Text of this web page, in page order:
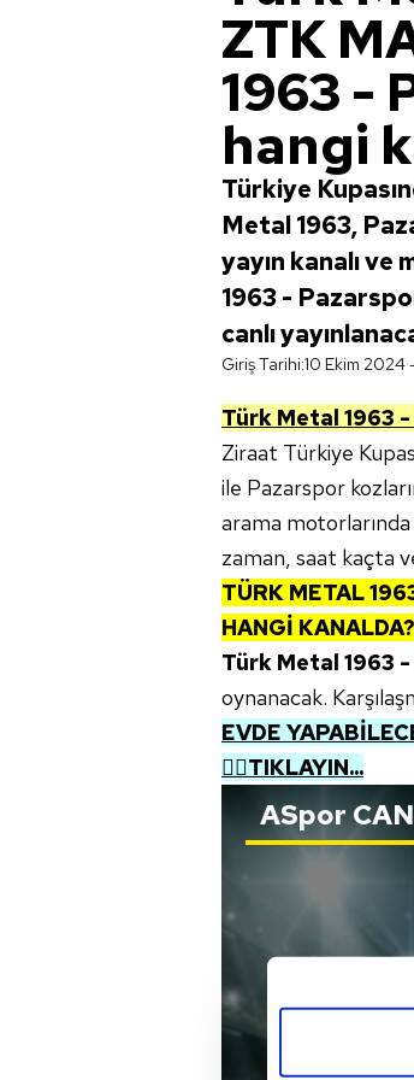
ZTK
1963 -
hangi
Türkiye
Metal 1963,
yayın kanalı
1963 -
canlı
Giriş Tarihi:10 Ekim 2024
Türk Metal 1963
Ziraat Türkiye
ile Pazarspor
arama
zaman, saat kaçta
TÜRK METAL
HANGİ KANALDA?
Türk Metal 1963
oynanacak.
EVDE
👉🏼TIKLAYIN...
ASpor